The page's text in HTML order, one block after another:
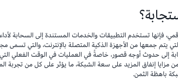
فإنها تستخدم التطبيقات والخدمات المستندة إلى السحابة
يتم جمعها من الأجهزة الذكية المتصلة بالإنترنت، والتي تسمى
إلى حدوث أوجه قصور، خاصةً في العمليات في الوقت الفعلي
مزايا إنفاق المزيد على سعة الشبكة، ما يؤثر على كل من تجربة
باهظة الثمن.